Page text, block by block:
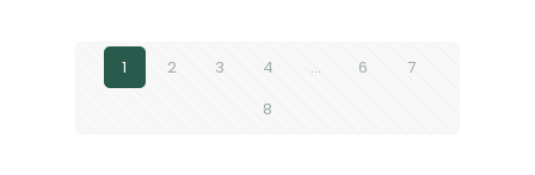
1 2 3 4 … 6
7
8